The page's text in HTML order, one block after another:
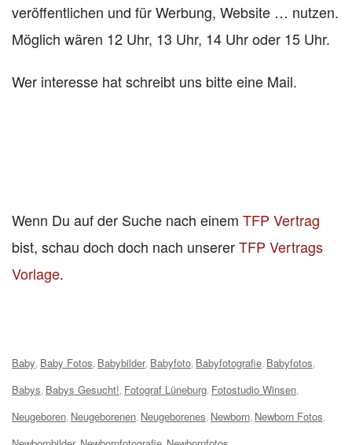
veröffentlichen und für Werbung, Website … nutzen.
Möglich wären 12 Uhr, 13 Uhr, 14 Uhr oder 15 Uhr.
Wer interesse hat schreibt uns bitte eine Mail.
Wenn Du auf der Suche nach einem TFP Vertrag
bist, schau doch doch nach unsererTFP Vertrags
Vorlage.
Tags:
Baby Baby Fotos Babybilder, Babyfoto Babyfotografie Babyfotos
Babys Babys Gesucht! Fotograf Lüneburg Fotostudio Winsen
Neugeboren Neugeborenen Neugeborenes Newborn Newborn Fotos